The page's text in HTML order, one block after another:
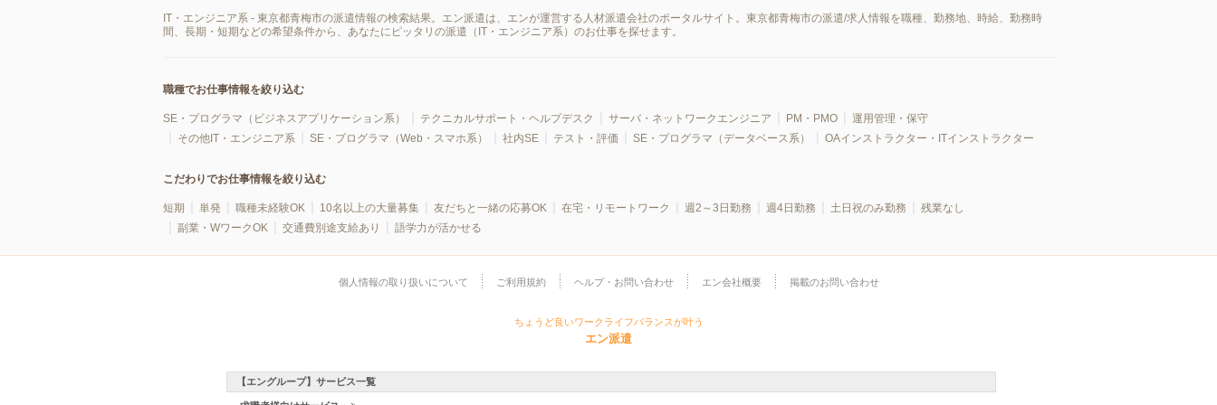
IT・エンジニア系 - 東京都青梅市の派遣情報の検索結果。エン派遣は、エンが運営する人材派遣会社のポータルサイト。東京都青梅市の派遣/求人情報を職種、勤務地、時給、勤務時
間、長期・短期などの希望条件から、あなたにピッタリの派遣（IT・エンジニア系）のお仕事を探せます。
職種でお仕事情報を絞り込む
SE・プログラマ（ビジネスアプリケーション系） テクニカルサポート・ヘルプデスク サーバ・ネットワークエンジニア PM・PMO
運用管理・保守
その他IT・エンジニア系
SE・プログラマ（Web・スマホ系） 社内SE テスト・評価 SE・プログラマ（データベース系） OAインストラクター・ITインストラクター
こだわりでお仕事情報を絞り込む
短期 単発 職種未経験OK 10名以上の大量募集 友だちと一緒の応募OK 在宅・リモートワーク 週2～3日勤務 週4日勤務 土日祝のみ勤務
残業なし
副業・WワークOK
交通費別途支給あり 語学力が活かせる
個人情報の取り扱いについて ご利用規約 ヘルプ・お問い合わせ エン会社概要 掲載のお問い合わせ
ちょうど良いワークライフバランスが叶う
エン派遣
【エングループ】サービス一覧